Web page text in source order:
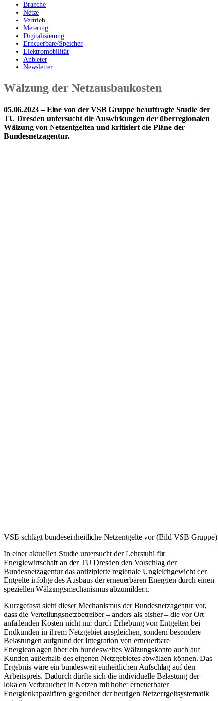
Branche
Netze
Vertrieb
Metering
Digitalisierung
Erneuerbare/Speicher
Elektromobilität
Anbieter
Newsletter
Wälzung der Netzausbaukosten
05.06.2023 – Eine von der VSB Gruppe beauftragte Studie der
TU Dresden untersucht die Auswirkungen der überregionalen
Wälzung von Netzentgelten und kritisiert die Pläne der
Bundesnetzagentur.
VSB schlägt bundeseinheitliche Netzentgelte vor (Bild VSB Gruppe)
In einer aktuellen Studie untersucht der Lehrstuhl für
Energiewirtschaft an der TU Dresden den Vorschlag der
Bundesnetzagentur das antizipierte regionale Ungleichgewicht der
Entgelte infolge des Ausbaus der erneuerbaren Energien durch einen
speziellen Wälzungsmechanismus abzumildern.
Kurzgefasst sieht dieser Mechanismus der Bundesnetzagentur vor,
dass die Verteilungsnetzbetreiber – anders als bisher – die vor Ort
anfallenden Kosten nicht nur durch Erhebung von Entgelten bei
Endkunden in ihrem Netzgebiet ausgleichen, sondern besondere
Belastungen aufgrund der Integration von erneuerbare
Energieanlagen über ein bundesweites Wälzungskonto auch auf
Kunden außerhalb des eigenen Netzgebietes abwälzen können. Das
Ergebnis wäre ein bundesweit einheitlichen Aufschlag auf den
Arbeitspreis. Dadurch dürfte sich die individuelle Belastung der
lokalen Verbraucher in Netzen mit hoher erneuerbarer
Energienkapazitäten gegenüber der heutigen Netzentgeltsystematik